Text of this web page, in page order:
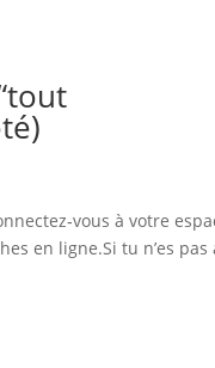
à votre
en ligne.Si tu n’es pas